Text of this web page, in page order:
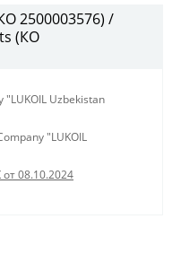
2500003576) /
(КО
"LUKOIL Uzbekistan
"LUKOIL
08.10.2024